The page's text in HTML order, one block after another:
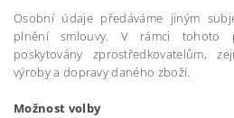
Osobní údaje předáváme jiným
plnění smlouvy. V rámci tohoto
poskytovány zprostředkovatelům,
výroby a dopravy daného zboží.
Možnost volby